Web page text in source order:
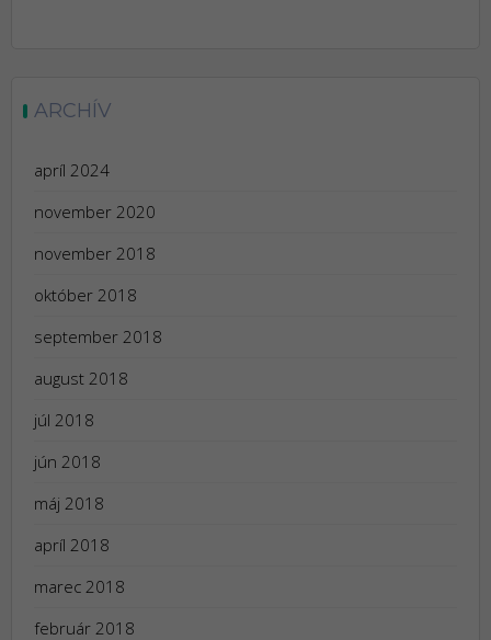
ARCHÍV
apríl 2024
november 2020
november 2018
október 2018
september 2018
august 2018
júl 2018
jún 2018
máj 2018
apríl 2018
marec 2018
február 2018